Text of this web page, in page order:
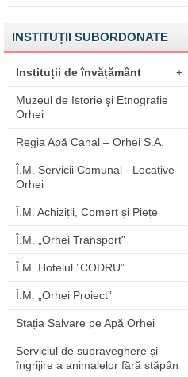
INSTITUȚII SUBORDONATE
Instituții de învățământ +
Muzeul de Istorie şi Etnografie
Orhei
Regia Apă Canal – Orhei S.A.
Î.M. Servicii Comunal - Locative
Orhei
Î.M. Achiziții, Comerț și Piețe
Î.M. „Orhei Transport”
Î.M. Hotelul ”CODRU”
Î.M. „Orhei Proiect”
Stația Salvare pe Apă Orhei
Serviciul de supraveghere și
îngrijire a animalelor fără stăpân